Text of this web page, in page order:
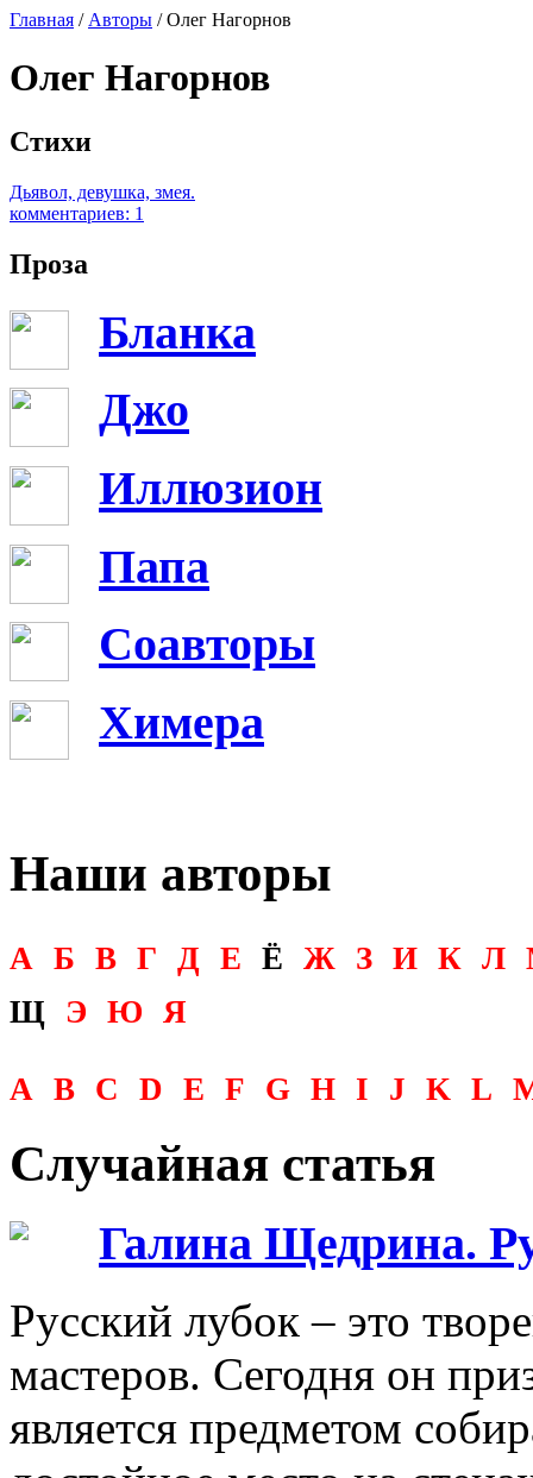
Главная / Авторы / Олег Нагорнов
Олег Нагорнов
Стихи
Дьявол, девушка, змея.
комментариев: 1
Проза
Бланка
Джо
Иллюзион
Папа
Соавторы
Химера
Наши авторы
А Б В Г Д Е Ё Ж З И К Л
Щ
Э Ю Я
A B C D E F G H I J K L
Случайная статья
Галина Щедрина.
Русский лубок – это
мастеров. Cегодня он
является предметом